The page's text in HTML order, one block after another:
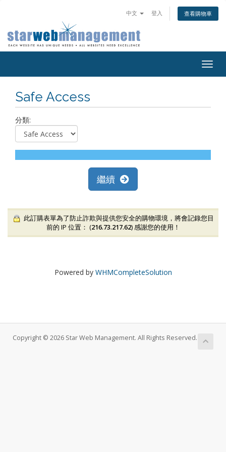
中文 登入 查看購物車
Safe Access
分類:
繼續
此訂購表單為了防止詐欺與提供您安全的購物環境，將會記錄您目
前的 IP 位置： (216.73.217.62) 感謝您的使用！
Powered by WHMCompleteSolution
Copyright © 2026 Star Web Management. All Rights Reserved.